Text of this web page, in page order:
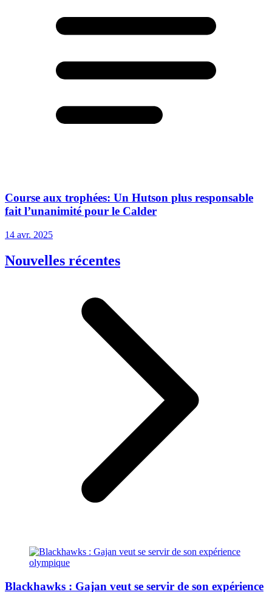
Course aux trophées: Un Hutson plus responsable
fait l’unanimité pour le Calder
14 avr. 2025
Nouvelles récentes
Blackhawks : Gajan veut se servir de son expérience